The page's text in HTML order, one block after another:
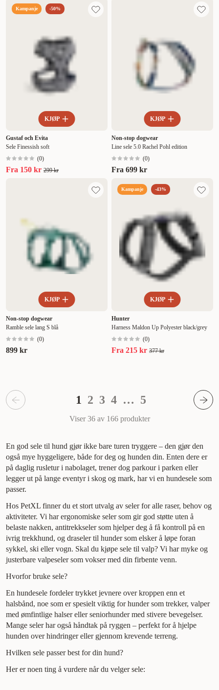
Kampanje -50%
KJØP
Gustaf och Evita
Sele Finessish soft
(0)
Fra 150 kr 299 kr
KJØP
Non-stop dogwear
Line sele 5.0 Rachel Pohl edition
(0)
Fra 699 kr
KJØP
Non-stop dogwear
Ramble sele lang S blå
(0)
899 kr
Kampanje -43%
KJØP
Hunter
Harness Maldon Up Polyester black/grey
(0)
Fra 215 kr 377 kr
1 2 3 4 … 5
Viser 36 av 166produkter
En god sele til hund gjør ikke bare turen tryggere – den gjør den
også mye hyggeligere, både for deg og hunden din. Enten dere er
på daglig rusletur i nabolaget, trener dog parkour i parken eller
legger ut på lange eventyr i skog og mark, har vi en hundesele som
passer.
Hos PetXL finner du et stort utvalg av seler for alle raser, behov og
aktiviteter. Vi har ergonomiske seler som gir god støtte uten å
belaste nakken, antitrekkseler som hjelper deg å få kontroll på en
ivrig trekkhund, og draseler til hunder som elsker å løpe foran
sykkel, ski eller vogn. Skal du kjøpe sele til valp? Vi har myke og
justerbare valpeseler som vokser med din firbente venn.
Hvorfor bruke sele?
En hundesele fordeler trykket jevnere over kroppen enn et
halsbånd, noe som er spesielt viktig for hunder som trekker, valper
med ømfintlige halser eller seniorhunder med stivere bevegelser.
Mange seler har også håndtak på ryggen – perfekt for å hjelpe
hunden over hindringer eller gjennom krevende terreng.
Hvilken sele passer best for din hund?
Her er noen ting å vurdere når du velger sele: